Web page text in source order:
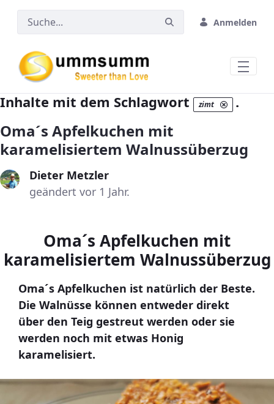
Zum Hauptinhalt springen
Anmelden
Inhalte mit dem Schlagwort zimt .
Oma´s Apfelkuchen mit
karamelisiertem Walnussüberzug
Dieter Metzler
geändert vor 1 Jahr.
Oma´s Apfelkuchen mit
karamelisiertem Walnussüberzug
Oma´s Apfelkuchen ist natürlich der Beste.
Die Walnüsse können entweder direkt
über den Teig gestreut werden oder sie
werden noch mit etwas Honig
karamelisiert.